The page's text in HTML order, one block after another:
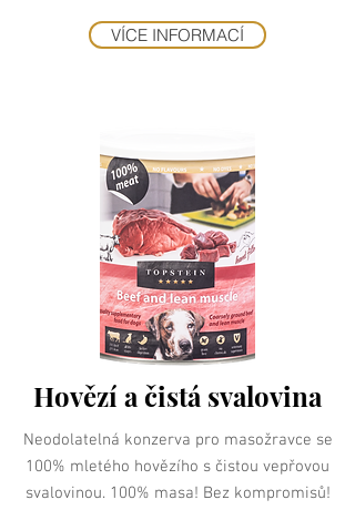
VÍCE INFORMACÍ
Hovězí a čistá svalovina
Neodolatelná konzerva pro masožravce se
100% mletého hovězího s čistou vepřovou
svalovinou. 100% masa! Bez kompromisů!